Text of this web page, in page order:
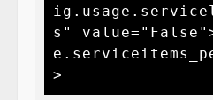
s"
>